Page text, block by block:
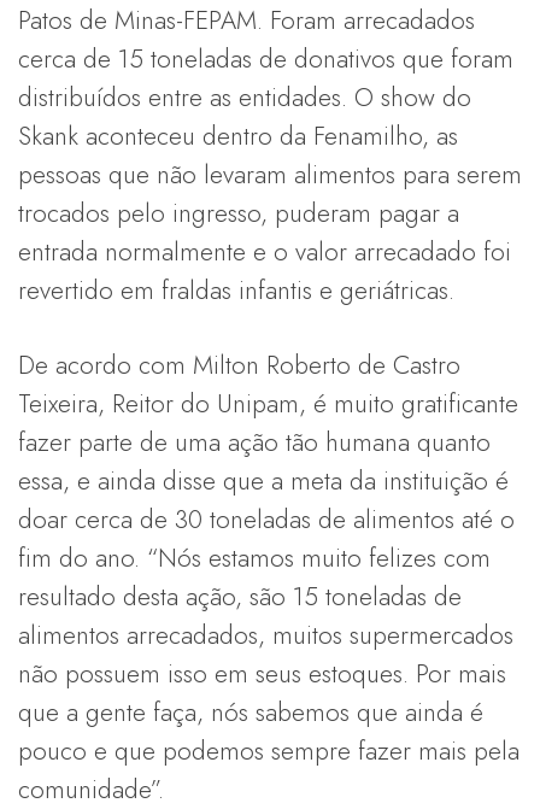
Patos de Minas-FEPAM. Foram arrecadados
cerca de 15 toneladas de donativos que foram
distribuídos entre as entidades. O show do
Skank aconteceu dentro da Fenamilho, as
pessoas que não levaram alimentos para serem
trocados pelo ingresso, puderam pagar a
entrada normalmente e o valor arrecadado foi
revertido em fraldas infantis e geriátricas.
De acordo com Milton Roberto de Castro
Teixeira, Reitor do Unipam, é muito gratificante
fazer parte de uma ação tão humana quanto
essa, e ainda disse que a meta da instituição é
doar cerca de 30 toneladas de alimentos até o
fim do ano. “Nós estamos muito felizes com
resultado desta ação, são 15 toneladas de
alimentos arrecadados, muitos supermercados
não possuem isso em seus estoques. Por mais
que a gente faça, nós sabemos que ainda é
pouco e que podemos sempre fazer mais pela
comunidade”.